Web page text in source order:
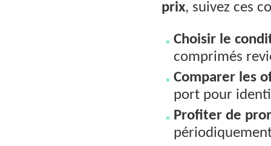
prix, suivez ces
Choisir le
comprimés
Comparer les
port pour
Profiter de